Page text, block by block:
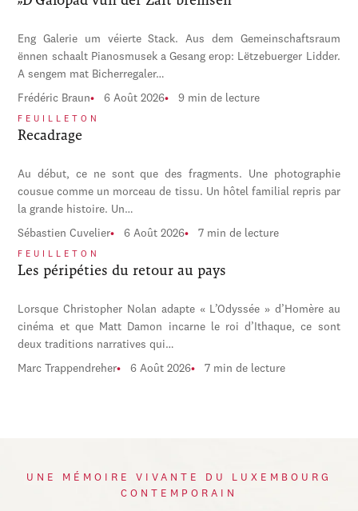
Eng Galerie um véierte Stack. Aus dem Gemeinschaftsraum
ënnen schaalt Pianosmusek a Gesang erop: Lëtzebuerger Lidder.
A sengem mat Bicherregaler…
Frédéric Braun 6 Août 2026 9 min de lecture
FEUILLETON
Recadrage
Au début, ce ne sont que des fragments. Une photographie
cousue comme un morceau de tissu. Un hôtel familial repris par
la grande histoire. Un…
Sébastien Cuvelier 6 Août 2026 7 min de lecture
FEUILLETON
Les péripéties du retour au pays
Lorsque Christopher Nolan adapte « L’Odyssée » d’Homère au
cinéma et que Matt Damon incarne le roi d’Ithaque, ce sont
deux traditions narratives qui…
Marc Trappendreher 6 Août 2026 7 min de lecture
UNE MÉMOIRE VIVANTE DU LUXEMBOURG
CONTEMPORAIN